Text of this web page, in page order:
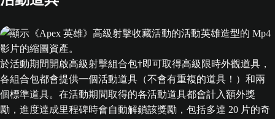
於活動期間開啟高級射擊組合包†即可取得高級限時外觀道具，
各組合包都會提供一個活動道具（不會有重複的道具！）和兩
個標準道具。在活動期間取得的各活動道具都會計入額外獎
勵，進度達成里程碑時會自動解鎖該獎勵，包括多達 20 片的奇